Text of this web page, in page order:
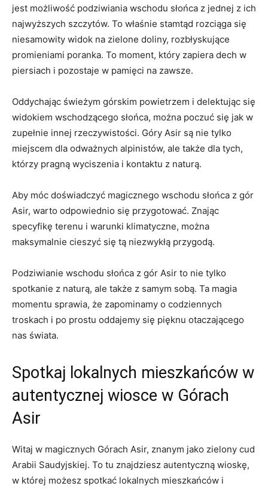
jest możliwość podziwiania wschodu słońca z jednej z ich‍
najwyższych szczytów. To właśnie stamtąd rozciąga się
niesamowity widok na zielone doliny,⁢ rozbłyskujące
promieniami poranka. To moment, ⁤który zapiera‌ dech​ w‍
piersiach ⁤i ⁤pozostaje w pamięci​ na⁤ zawsze.
Oddychając świeżym górskim powietrzem‍ i delektując się
widokiem​ wschodzącego słońca, można poczuć się jak w
zupełnie innej rzeczywistości. Góry Asir ⁤są nie tylko
miejscem dla odważnych alpinistów, ale⁤ także dla ⁤tych, ​
którzy pragną‍ wyciszenia i kontaktu z naturą.
Aby móc ⁢doświadczyć magicznego‍ wschodu słońca⁢ z​ gór
Asir, warto odpowiednio się ‌przygotować. Znając
specyfikę ‍terenu ⁤i warunki klimatyczne, można
maksymalnie cieszyć się tą niezwykłą przygodą.
Podziwianie ‌wschodu słońca ‍z⁢ gór⁢ Asir to nie tylko
spotkanie z naturą, ale także z samym sobą. Ta ‍magia
momentu ‌sprawia, że zapominamy o ‌codziennych
troskach⁢ i po prostu oddajemy się pięknu otaczającego
nas świata.
Spotkaj lokalnych mieszkańców‍ w
autentycznej wiosce w Górach
Asir
Witaj w magicznych Górach Asir, znanym⁢ jako zielony cud
Arabii Saudyjskiej. To tu znajdziesz autentyczną wioskę,
w której możesz spotkać lokalnych‌ mieszkańców ⁤i